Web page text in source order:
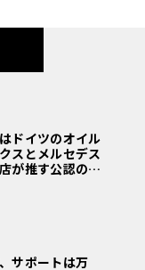
ドイツのオイル
スとメルセデス
が推す公認の安
味わうシルキー
サポートは万